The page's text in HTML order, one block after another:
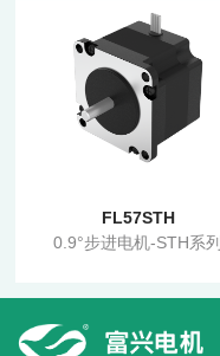
FL57STH
0.9°步进电机-STH系列